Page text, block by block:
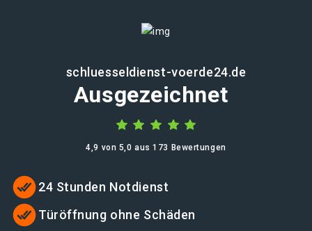
schluesseldienst-voerde24.de
Ausgezeichnet
4,9 von 5,0 aus 173 Bewertungen
24 Stunden Notdienst
Türöffnung ohne Schäden